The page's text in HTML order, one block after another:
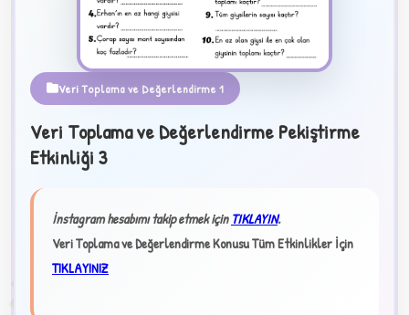
✦
Veri Toplama ve Değerlendirme 1
Veri Toplama ve Değerlendirme Pekiştirme
Etkinliği 3
İnstagram hesabımı takip etmek içinTIKLAYIN.
Veri Toplama ve Değerlendirme Konusu Tüm Etkinlikler İçin
TIKLAYINIZ
★